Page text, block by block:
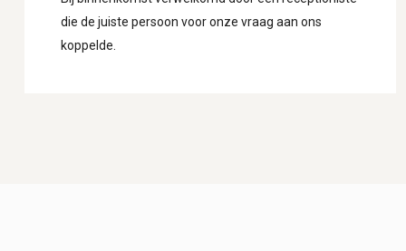
die de juiste persoon voor onze vraag aan ons
koppelde.